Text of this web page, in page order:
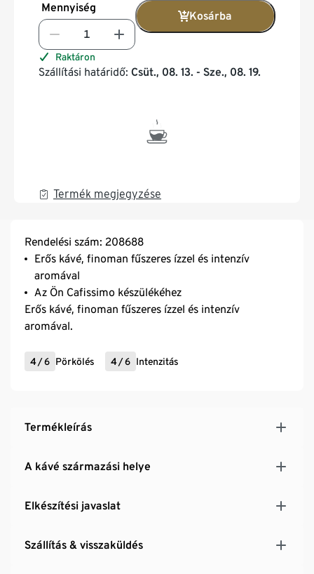
Mennyiség
Kosárba
Raktáron
Szállítási határidő: Csüt., 08. 13. - Sze., 08. 19.
Termék megjegyzése
Rendelési szám: 208688
Erős kávé, finoman fűszeres ízzel és intenzív
aromával
Az Ön Cafissimo készülékéhez
Erős kávé, finoman fűszeres ízzel és intenzív
aromával.
4/6 Pörkölés 4/6 Intenzitás
Termékleírás
A kávé származási helye
Elkészítési javaslat
Szállítás & visszaküldés